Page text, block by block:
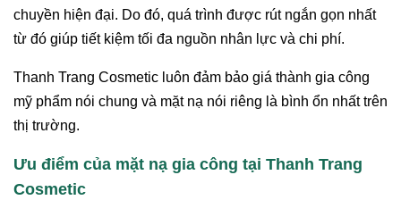
chuyền hiện đại. Do đó, quá trình được rút ngắn gọn nhất
từ đó giúp tiết kiệm tối đa nguồn nhân lực và chi phí.
Thanh Trang Cosmetic luôn đảm bảo giá thành gia công
mỹ phẩm nói chung và mặt nạ nói riêng là bình ổn nhất trên
thị trường.
Ưu điểm của mặt nạ gia công tại Thanh Trang
Cosmetic